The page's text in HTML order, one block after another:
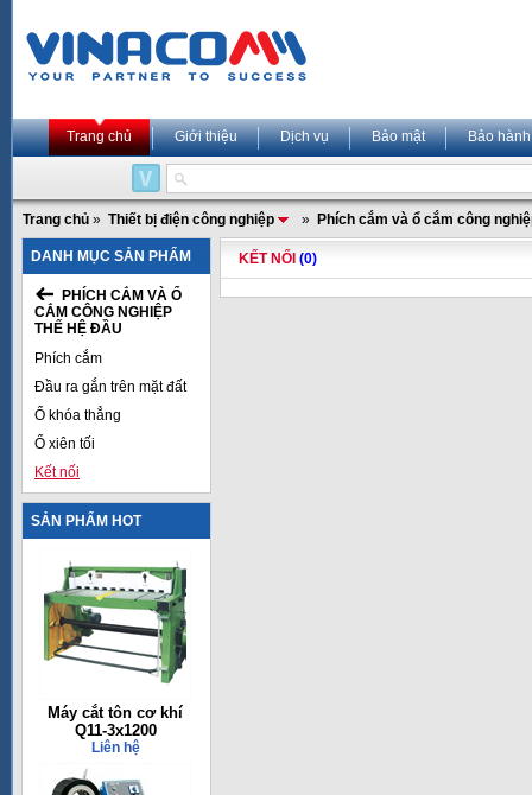
Trang chủ Giới thiệu Dịch vụ Bảo mật Bảo hành
Trang chủ » Thiết bị điện công nghiệp » Phích cắm và ổ cắm công
DANH MỤC SẢN PHẨM
PHÍCH CẮM VÀ Ổ
CẮM CÔNG NGHIỆP
THẾ HỆ ĐẦU
Phích cắm
Đầu ra gắn trên mặt đất
Ổ khóa thẳng
Ổ xiên tối
Kết nối
SẢN PHẨM HOT
Máy cắt tôn cơ khí
Q11-3x1200
Liên hệ
KẾT NỐI (0)